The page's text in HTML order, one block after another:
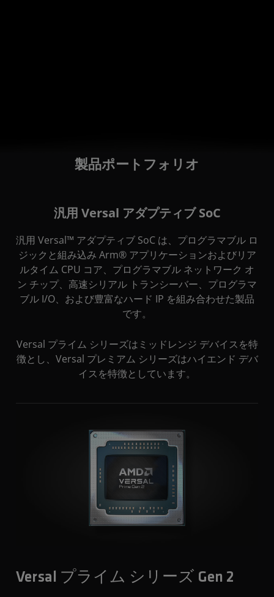
製品ポートフォリオ
汎用 Versal アダプティブ SoC
汎用 Versal™ アダプティブ SoC は、プログラマブル ロ
ジックと組み込み Arm® アプリケーションおよびリア
ルタイム CPU コア、プログラマブル ネットワーク オ
ン チップ、高速シリアル トランシーバー、プログラマ
ブル I/O、および豊富なハード IP を組み合わせた製品
です。
Versal プライム シリーズはミッドレンジ デバイスを特
徴とし、Versal プレミアム シリーズはハイエンド デバ
イスを特徴としています。
Versal プライム シリーズ Gen 2